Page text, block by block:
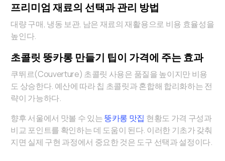
프리미엄 재료의 선택과 관리 방법
대량 구매, 냉동 보관, 남은 재료의 재활용으로 비용 효율성을
높인다.
초콜릿 뚱카롱 만들기 팁이 가격에 주는 효과
쿠뛰르(Couverture) 초콜릿 사용은 품질을 높이지만 비용
도 상승한다. 예산에 따라 칩 초콜릿과 혼합해 합리화하는 전
략이 가능하다.
향후 서울에서 맛볼 수 있는뚱카롱 맛집 현황도 가격 구성과
비교 포인트를 확인하는 데 도움이 된다. 이러한 기초가 갖춰
지면 실제 구현 과정에서 중요한 것은 도구 선택과 설정이다.